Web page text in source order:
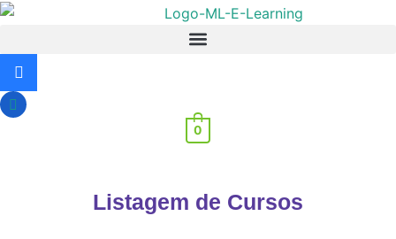
Skip
content
0
Listagem de Cursos